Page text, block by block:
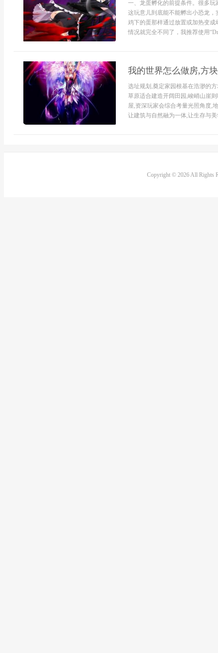
一、龙蛋孵化的前提条件。很多
这玩意儿到底能不能孵出小恐龙
鸡下的蛋那样通过放置或加热变成
情况就完全不同了，我推荐使用
我的世界怎么做房,方
选址规划,奠定家园根基在浩渺的
草原适合建造开阔田园,峻峭山崖
屋,资深玩家会综合考量光照角度,
让建筑与自然融为一体,让生存与
Copyright © 2026 All Rights